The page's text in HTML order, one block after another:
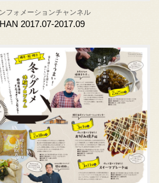
フォメーションチャンネル
2017.07-2017.09